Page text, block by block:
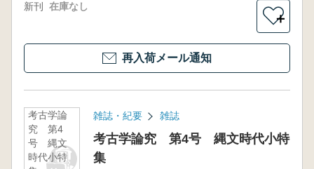
新刊 在庫なし
＋
再入荷メール通知
考古学論
究 第4
号 縄文
時代小特
雑誌・紀要 雑誌
考古学論究 第4号 縄文時代小特
集